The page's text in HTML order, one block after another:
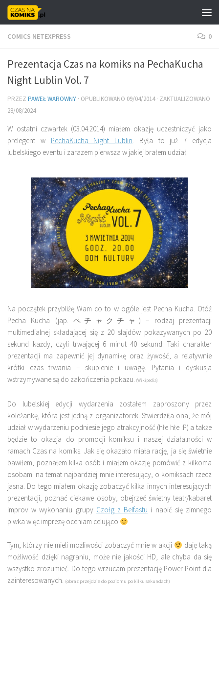
Skip to content
COMICS NETEXPRESS 0
Prezentacja Czas na komiks na PechaKucha
Night Lublin Vol. 7
PRZEZ PAWEŁ WAROWNY · OPUBLIKOWANO 09/04/2014· ZAKTUALIZOWANO
28/08/2024
W ostatni czwartek (03.04.2014) miałem okazję uczestniczyć jako
prelegent w PechaKucha Night Lublin. Była to już 7 edycja
lubelskiego eventu i zarazem pierwsza w jakiej brałem udział.
Na początek przybliżę Wam co to w ogóle jest Pecha Kucha. Otóż
Pecha Kucha (jap. ペチャクチャ) – rodzaj prezentacji
multimedialnej składającej się z 20 slajdów pokazywanych po 20
sekund każdy, czyli trwającej 6 minut 40 sekund. Taki charakter
prezentacji ma zapewnić jej dynamikę oraz żywość, a relatywnie
krótki czas trwania – skupienie i uwagę. Pytania i dyskusja
wstrzymywane są do zakończenia pokazu. (Wikipedia)
Do lubelskiej edycji wydarzenia zostałem zaproszony przez
koleżankę, która jest jedną z organizatorek. Stwierdziła ona, że mój
udział w wydarzeniu podniesie jego atrakcyjność (hłe hłe :P) a także
będzie to okazja do promocji komiksu i naszej działalności w
ramach Czas na komiks. Jak się okazało miała rację, ja się świetnie
bawiłem, poznałem kilka osób i miałem okazję pomówić z kilkoma
osobami na temat najbardziej mnie interesujący, o komiksach rzecz
jasna. Do tego miałem okazję zobaczyć kilka innych interesujących
prezentacji, poznać ciekawe osoby, obejrzeć świetny teatr/kabaret
improv w wykonaniu grupy Czołg z Belfastu i napić się zimnego
piwka więc imprezę oceniam celująco
Tym, którzy nie mieli możliwości zobaczyć mnie w akcji
daję taką
możliwość dzięki nagraniu, może nie jakości HD, ale chyba da się
wszystko zrozumieć. Do tego wrzucam prezentację Power Point dla
zainteresowanych. (obraz przejdzie do poziomu po kilku sekundach)